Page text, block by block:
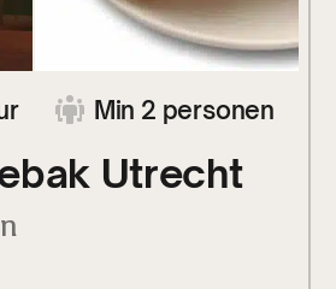
Min 2 personen
Utrecht